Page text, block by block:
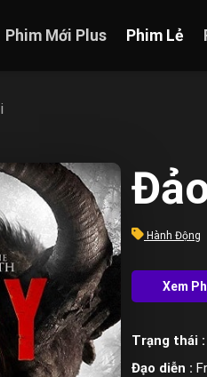
Phim Mới Plus Phim Lẻ
Hành Động
Trạng thái :
Đạo diễn :